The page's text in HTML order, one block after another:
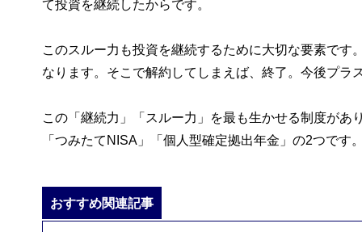
て投資を継続したからです。
このスルー力も投資を継続するために大切な要素です
なります。そこで解約してしまえば、終了。今後プラ
この「継続力」「スルー力」を最も生かせる制度があ
「つみたてNISA」「個人型確定拠出年金」の2つです。
おすすめ関連記事